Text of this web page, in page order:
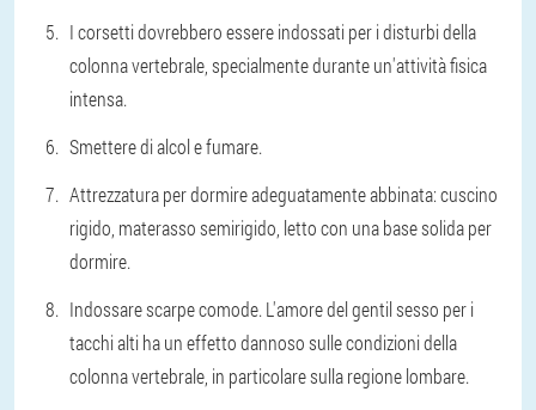
I corsetti dovrebbero essere indossati per i disturbi della
colonna vertebrale, specialmente durante un'attività fisica
intensa.
Smettere di alcol e fumare.
Attrezzatura per dormire adeguatamente abbinata: cuscino
rigido, materasso semirigido, letto con una base solida per
dormire.
Indossare scarpe comode. L'amore del gentil sesso per i
tacchi alti ha un effetto dannoso sulle condizioni della
colonna vertebrale, in particolare sulla regione lombare.